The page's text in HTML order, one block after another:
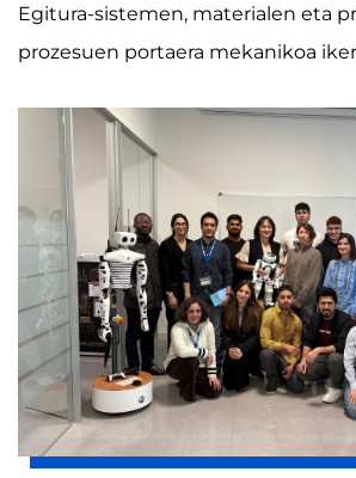
Egitura-sistemen, materialen eta
prozesuen portaera mekanikoa